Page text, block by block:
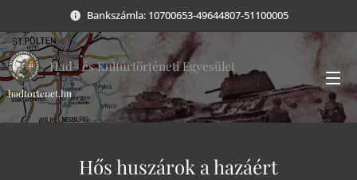
Bankszámla: 10700653-49644807-51100005
Had- és Kultúrtörténeti Egyesület
hadtortenet.hu
Hős huszárok a hazáért